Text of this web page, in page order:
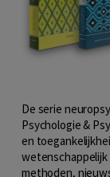
De serie
Psychologie &
en
wetenschappelijk
methoden,